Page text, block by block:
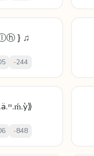
} ♫
-244
-848